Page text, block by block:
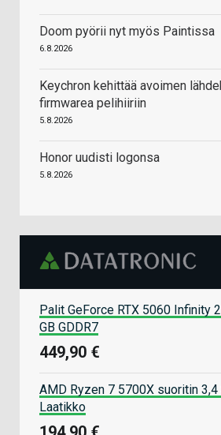
Doom pyörii nyt myös Paintissa
6.8.2026
Keychron kehittää avoimen
firmwarea pelihiiriin
5.8.2026
Honor uudisti logonsa
5.8.2026
Palit GeForce RTX 5060 Infinity
GB GDDR7
449,90 €
AMD Ryzen 7 5700X suoritin 3,4
Laatikko